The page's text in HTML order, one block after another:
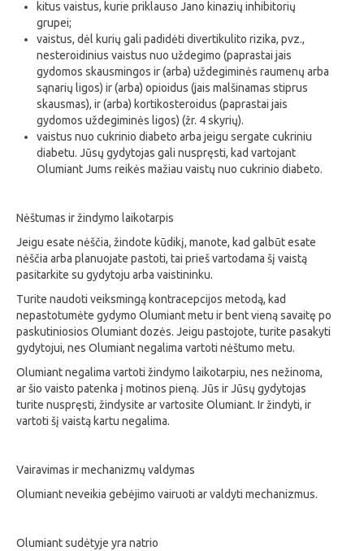
kitus vaistus, kurie priklauso Jano kinazių inhibitorių
grupei;
vaistus, dėl kurių gali padidėti divertikulito rizika, pvz.,
nesteroidinius vaistus nuo uždegimo (paprastai jais
gydomos skausmingos ir (arba) uždegiminės raumenų arba
sąnarių ligos) ir (arba) opioidus (jais malšinamas stiprus
skausmas), ir (arba) kortikosteroidus (paprastai jais
gydomos uždegiminės ligos) (žr. 4 skyrių).
vaistus nuo cukrinio diabeto arba jeigu sergate cukriniu
diabetu. Jūsų gydytojas gali nuspręsti, kad vartojant
Olumiant Jums reikės mažiau vaistų nuo cukrinio diabeto.
Nėštumas ir žindymo laikotarpis
Jeigu esate nėščia, žindote kūdikį, manote, kad galbūt esate
nėščia arba planuojate pastoti, tai prieš vartodama šį vaistą
pasitarkite su gydytoju arba vaistininku.
Turite naudoti veiksmingą kontracepcijos metodą, kad
nepastotumėte gydymo Olumiant metu ir bent vieną savaitę po
paskutiniosios Olumiant dozės. Jeigu pastojote, turite pasakyti
gydytojui, nes Olumiant negalima vartoti nėštumo metu.
Olumiant negalima vartoti žindymo laikotarpiu, nes nežinoma,
ar šio vaisto patenka į motinos pieną. Jūs ir Jūsų gydytojas
turite nuspręsti, žindysite ar vartosite Olumiant. Ir žindyti, ir
vartoti šį vaistą kartu negalima.
Vairavimas ir mechanizmų valdymas
Olumiant neveikia gebėjimo vairuoti ar valdyti mechanizmus.
Olumiant sudėtyje yra natrio